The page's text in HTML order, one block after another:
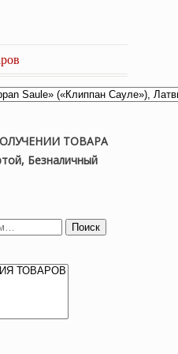
ТОВАРА
Безналичный
Поиск